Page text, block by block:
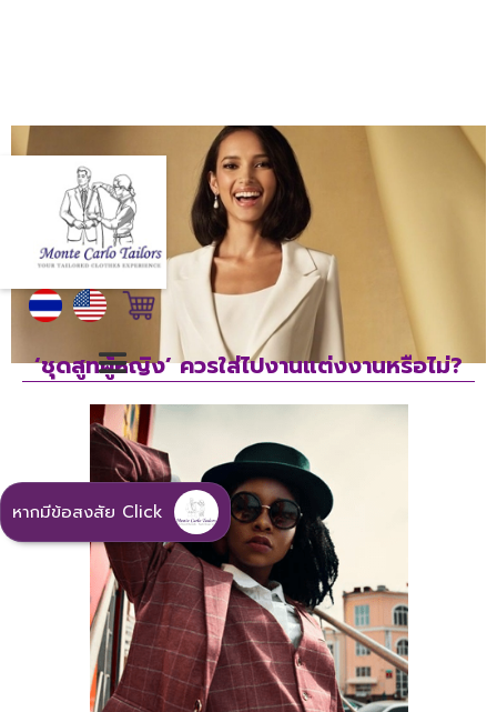
หากมีข้อสงสัย Click
‘ชุดสูทผู้หญิง’ ควรใส่ไปงานแต่งงานหรือไม่?